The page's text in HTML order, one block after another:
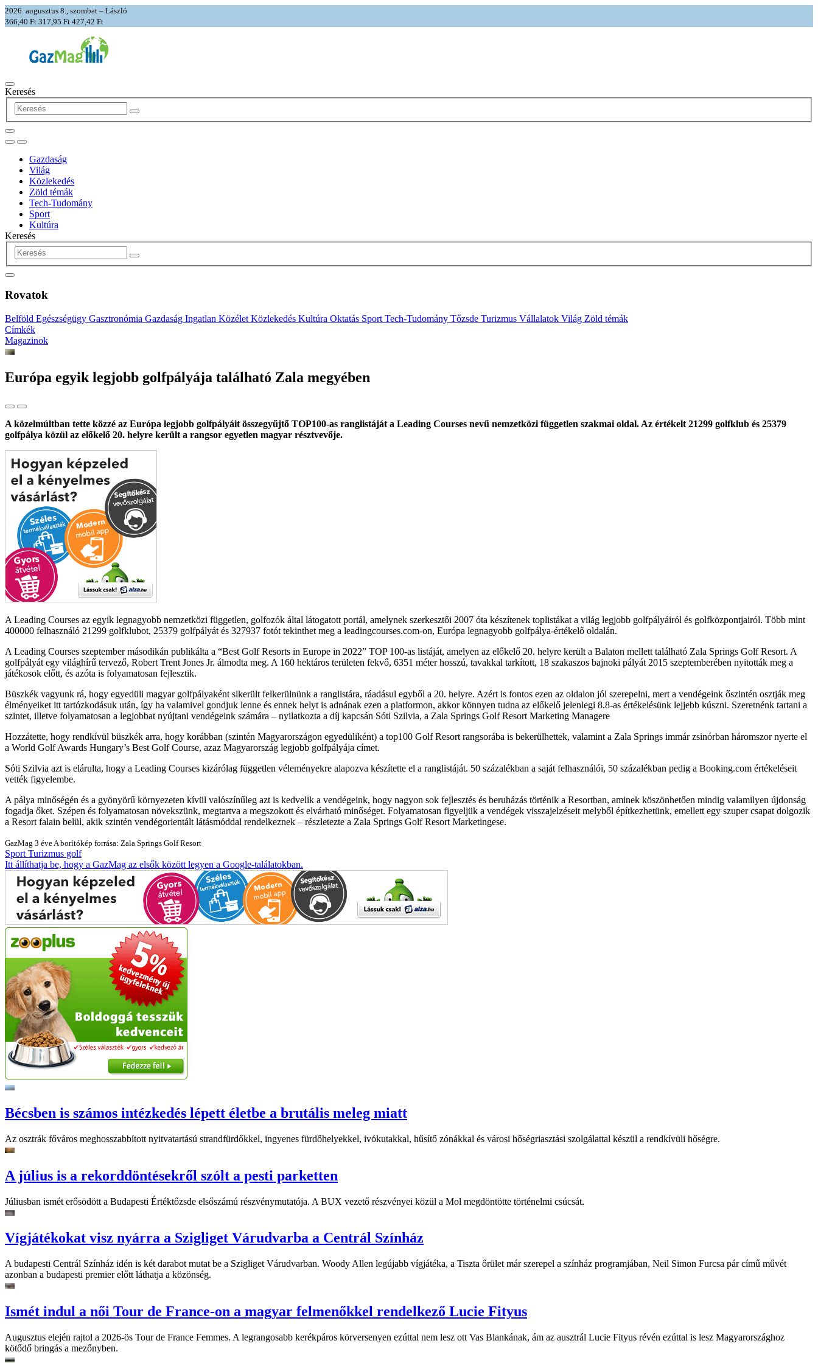
2026. augusztus 8., szombat – László
366,40 Ft 317,95 Ft 427,42 Ft
Keresés
Gazdaság
Világ
Közlekedés
Zöld témák
Tech-Tudomány
Sport
Kultúra
Keresés
Rovatok
Belföld Egészségügy Gasztronómia Gazdaság Ingatlan Közélet Közlekedés Kultúra Oktatás Sport Tech-Tudomány Tőzsde Turizmus Vállalatok Világ Zöld témák
Címkék
Magazinok
Európa egyik legjobb golfpályája található Zala megyében
A közelmúltban tette közzé az Európa legjobb golfpályáit összegyűjtő TOP100-as ranglistáját a Leading Courses nevű nemzetközi független szakmai oldal. Az értékelt 21299 golfklub és 25379
golfpálya közül az előkelő 20. helyre került a rangsor egyetlen magyar résztvevője.
A Leading Courses az egyik legnagyobb nemzetközi független, golfozók által látogatott portál, amelynek szerkesztői 2007 óta készítenek toplistákat a világ legjobb golfpályáiról és golfközpontjairól. Több mint
400000 felhasználó 21299 golfklubot, 25379 golfpályát és 327937 fotót tekinthet meg a leadingcourses.com-on, Európa legnagyobb golfpálya-értékelő oldalán.
A Leading Courses szeptember másodikán publikálta a “Best Golf Resorts in Europe in 2022” TOP 100-as listáját, amelyen az előkelő 20. helyre került a Balaton mellett található Zala Springs Golf Resort. A
golfpályát egy világhírű tervező, Robert Trent Jones Jr. álmodta meg. A 160 hektáros területen fekvő, 6351 méter hosszú, tavakkal tarkított, 18 szakaszos bajnoki pályát 2015 szeptemberében nyitották meg a
játékosok előtt, és azóta is folyamatosan fejlesztik.
Büszkék vagyunk rá, hogy egyedüli magyar golfpályaként sikerült felkerülnünk a ranglistára, ráadásul egyből a 20. helyre. Azért is fontos ezen az oldalon jól szerepelni, mert a vendégeink őszintén osztják meg
élményeiket itt tartózkodásuk után, így ha valamivel gondjuk lenne és ennek helyt is adnának ezen a platformon, akkor könnyen tudna az előkelő jelenlegi 8.8-as értékelésünk lejjebb kúszni. Szeretnénk tartani a
szintet, illetve folyamatosan a legjobbat nyújtani vendégeink számára – nyilatkozta a díj kapcsán Sóti Szilvia, a Zala Springs Golf Resort Marketing Managere
Hozzátette, hogy rendkívül büszkék arra, hogy korábban (szintén Magyarországon egyedüliként) a top100 Golf Resort rangsorába is bekerülhettek, valamint a Zala Springs immár zsinórban háromszor nyerte el
a World Golf Awards Hungary’s Best Golf Course, azaz Magyarország legjobb golfpályája címet.
Sóti Szilvia azt is elárulta, hogy a Leading Courses kizárólag független véleményekre alapozva készítette el a ranglistáját. 50 százalékban a saját felhasználói, 50 százalékban pedig a Booking.com értékeléseit
vették figyelembe.
A pálya minőségén és a gyönyörű környezeten kívül valószínűleg azt is kedvelik a vendégeink, hogy nagyon sok fejlesztés és beruházás történik a Resortban, aminek köszönhetően mindig valamilyen újdonság
fogadja őket. Szépen és folyamatosan növekszünk, megtartva a megszokott és elvárható minőséget. Folyamatosan figyeljük a vendégek visszajelzéseit melyből építkezhetünk, emellett egy szuper csapat dolgozik
a Resort falain belül, akik szintén vendégorientált látásmóddal rendelkeznek – részletezte a Zala Springs Golf Resort Marketingese.
GazMag 3 éve A borítókép forrása: Zala Springs Golf Resort
Sport Turizmus golf
Itt állíthatja be, hogy a GazMag az elsők között legyen a Google-találatokban.
Bécsben is számos intézkedés lépett életbe a brutális meleg miatt
Az osztrák főváros meghosszabbított nyitvatartású strandfürdőkkel, ingyenes fürdőhelyekkel, ivókutakkal, hűsítő zónákkal és városi hőségriasztási szolgálattal készül a rendkívüli hőségre.
A július is a rekorddöntésekről szólt a pesti parketten
Júliusban ismét erősödött a Budapesti Értéktőzsde elsőszámú részvénymutatója. A BUX vezető részvényei közül a Mol megdöntötte történelmi csúcsát.
Vígjátékokat visz nyárra a Szigliget Várudvarba a Centrál Színház
A budapesti Centrál Színház idén is két darabot mutat be a Szigliget Várudvarban. Woody Allen legújabb vígjátéka, a Tiszta őrület már szerepel a színház programjában, Neil Simon Furcsa pár című művét
azonban a budapesti premier előtt láthatja a közönség.
Ismét indul a női Tour de France-on a magyar felmenőkkel rendelkező Lucie Fityus
Augusztus elején rajtol a 2026-ös Tour de France Femmes. A legrangosabb kerékpáros körversenyen ezúttal nem lesz ott Vas Blankának, ám az ausztrál Lucie Fityus révén ezúttal is lesz Magyarországhoz
kötődő bringás a mezőnyben.